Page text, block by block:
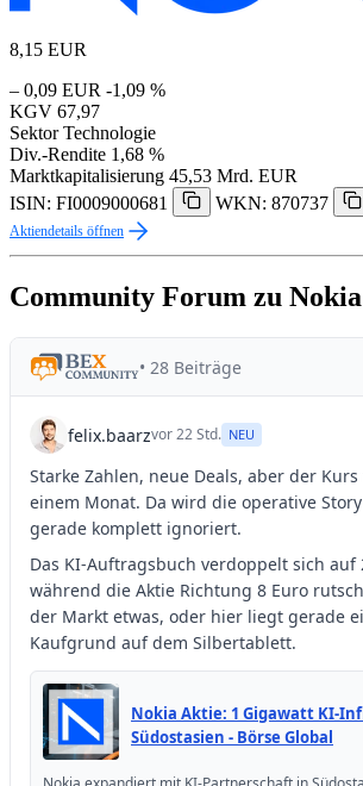
8,15 EUR
– 0,09 EUR -1,09 %
KGV 67,97
Sektor Technologie
Div.-Rendite 1,68 %
Marktkapitalisierung 45,53 Mrd. EUR
ISIN: FI0009000681
WKN: 870737
Aktiendetails öffnen
Community Forum zu Nokia